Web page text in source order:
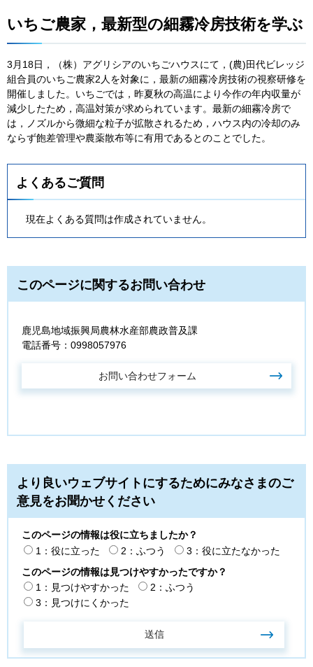
いちご農家，最新型の細霧冷房技術を学ぶ
3月18日，（株）アグリシアのいちごハウスにて，(農)田代ビレッジ
組合員のいちご農家2人を対象に，最新の細霧冷房技術の視察研修を
開催しました。いちごでは，昨夏秋の高温により今作の年内収量が
減少したため，高温対策が求められています。最新の細霧冷房で
は，ノズルから微細な粒子が拡散されるため，ハウス内の冷却のみ
ならず飽差管理や農薬散布等に有用であるとのことでした。
よくあるご質問
現在よくある質問は作成されていません。
このページに関するお問い合わせ
鹿児島地域振興局農林水産部農政普及課
電話番号：0998057976
より良いウェブサイトにするためにみなさまのご
意見をお聞かせください
このページの情報は役に立ちましたか？
1：役に立った
2：ふつう
3：役に立たなかった
このページの情報は見つけやすかったですか？
1：見つけやすかった
2：ふつう
3：見つけにくかった